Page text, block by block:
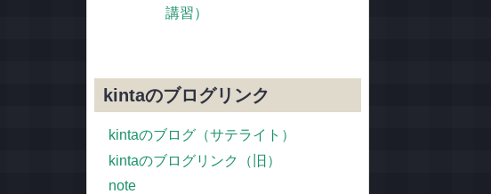
講習）
kintaのブログリンク
kintaのブログ（サテライト）
kintaのブログリンク（旧）
note